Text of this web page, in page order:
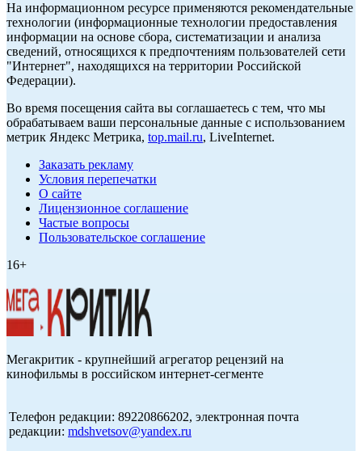
На информационном ресурсе применяются рекомендательные
технологии (информационные технологии предоставления
информации на основе сбора, систематизации и анализа
сведений, относящихся к предпочтениям пользователей сети
"Интернет", находящихся на территории Российской
Федерации).
Во время посещения сайта вы соглашаетесь с тем, что мы
обрабатываем ваши персональные данные с использованием
метрик Яндекс Метрика, top.mail.ru, LiveInternet.
Заказать рекламу
Условия перепечатки
О сайте
Лицензионное соглашение
Частые вопросы
Пользовательское соглашение
16+
Мегакритик - крупнейший агрегатор рецензий на
кинофильмы в российском интернет-сегменте
Телефон редакции: 89220866202, электронная почта
редакции: mdshvetsov@yandex.ru